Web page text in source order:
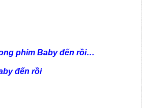
phim Baby đến rồi…
đến rồi